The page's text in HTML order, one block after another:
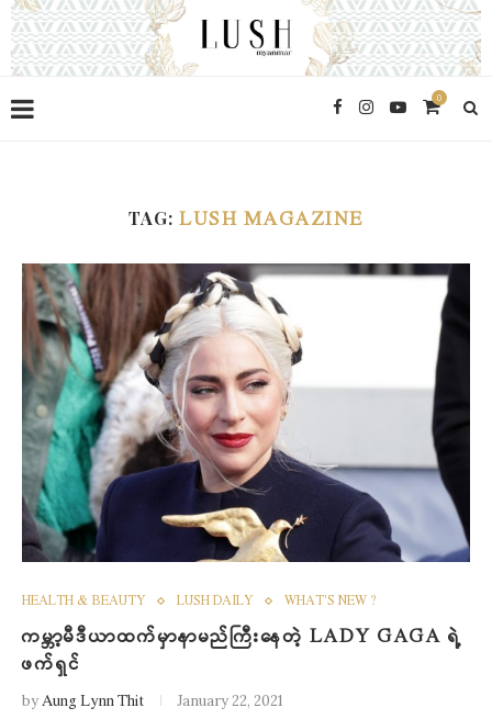
0
TAG:LUSH MAGAZINE
HEALTH & BEAUTY LUSH DAILY WHAT'S NEW ?
ကမ္ဘာ့မီဒီယာထက်မှာနာမည်ကြီးနေတဲ့ LADY GAGA ရဲ့
ဖက်ရှင်
byAung Lynn Thit January 22, 2021